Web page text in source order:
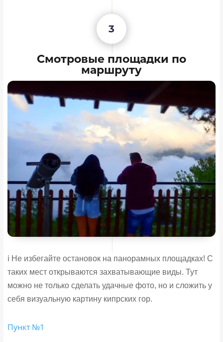
3
Смотровые площадки по
маршруту
ℹ️ Не избегайте остановок на панорамных площадках! С
таких мест открываются захватывающие виды. Тут
можно не только сделать удачные фото, но и сложить у
себя визуальную картину кипрских гор.
Пункт №1